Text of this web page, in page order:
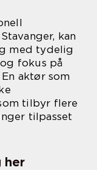
kan
med tydelig
fokus på
aktør som
tilbyr flere
tilpasset
her